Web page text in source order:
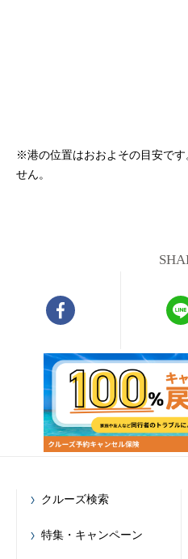
※港の位置はおおよその目安で
せん。
クルーズ検索
特集・キャンペーン